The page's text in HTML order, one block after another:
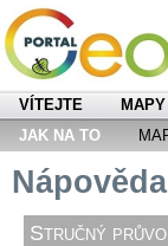
VÍTEJTE MAPY
JAK NA TO
Nápověda
Stručný